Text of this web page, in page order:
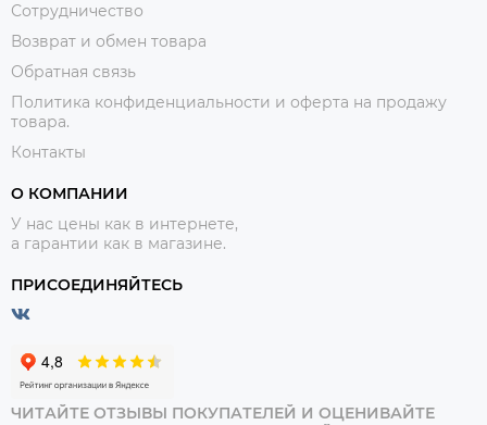
Сотрудничество
Возврат и обмен товара
Обратная связь
Политика конфиденциальности и оферта на продажу
товара.
Контакты
О КОМПАНИИ
У нас цены как в интернете,
а гарантии как в магазине.
ПРИСОЕДИНЯЙТЕСЬ
ЧИТАЙТЕ ОТЗЫВЫ ПОКУПАТЕЛЕЙ И ОЦЕНИВАЙТЕ